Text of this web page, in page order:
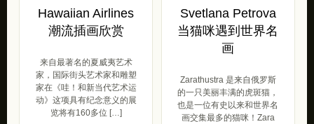
Hawaiian Airlines
潮流插画欣赏
来自最著名的夏威夷艺术
家，国际街头艺术家和雕塑
家在《哇！和新当代艺术运
动》这项具有纪念意义的展
览将有160多位 […]
Svetlana Petrova
当猫咪遇到世界名
画
Zarathustra 是来自俄罗斯
的一只美丽丰满的虎斑猫，
也是一位有史以来和世界名
画交集最多的猫咪！Zara